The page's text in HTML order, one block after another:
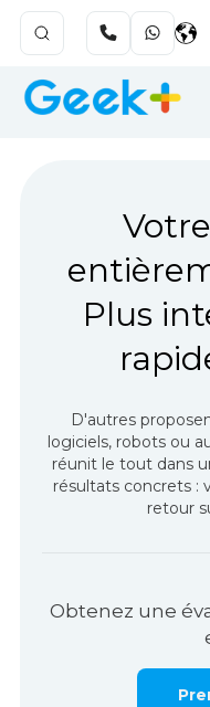
Plus
D'autres
logiciels, robots ou
réunit le tout dans
résultats concrets :
retour
Obtenez une